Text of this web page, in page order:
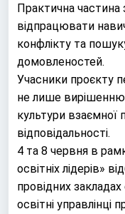
Практична частина
відпрацювати
конфлікту та
домовленостей.
Учасники проєкту
не лише
культури взаємної
відповідальності.
4 та 8 червня в
освітніх лідерів»
провідних
освітні